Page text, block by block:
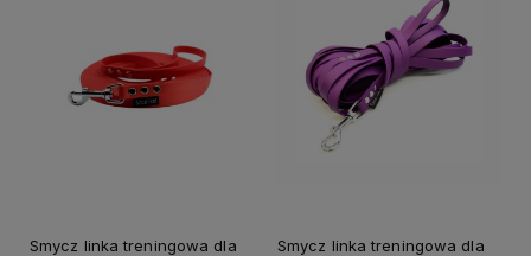
Smycz linka treningowa dla
Smycz linka treningowa dla